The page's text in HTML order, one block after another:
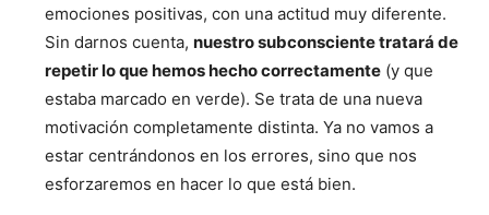
emociones positivas, con una actitud muy diferente.
Sin darnos cuenta, nuestro subconsciente tratará de
repetir lo que hemos hecho correctamente (y que
estaba marcado en verde). Se trata de una nueva
motivación completamente distinta. Ya no vamos a
estar centrándonos en los errores, sino que nos
esforzaremos en hacer lo que está bien.